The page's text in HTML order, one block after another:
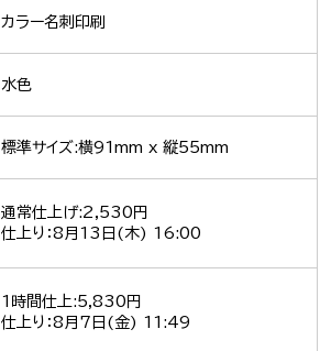
カラー名刺印刷
水色
標準サイズ:横91mm x 縦55mm
通常仕上げ:2,530円
仕上り：8月13日(木) 16:00
1時間仕上:5,830円
仕上り：8月7日(金) 11:49